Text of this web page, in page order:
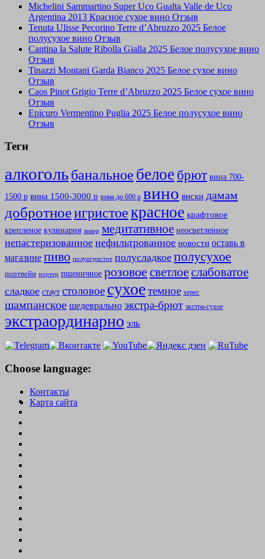
Michelini Sammartino Super Uco Gualta Valle de Uco
Argentina 2013 Красное сухое вино Отзыв
Tenuta Ulisse Pecorino Terre d’Abruzzo 2025 Белое
полусухое вино Отзыв
Cantina la Salute Ribolla Gialla 2025 Белое полусухое вино
Отзыв
Tinazzi Montani Garda Bianco 2025 Белое сухое вино
Отзыв
Caos Pinot Grigio Terre d’Abruzzo 2025 Белое сухое вино
Отзыв
Epicuro Vermentino Puglia 2025 Белое полусухое вино
Отзыв
Теги
алкогольбанальное белое брют вина 700-
1500 р вина 1500-3000 р вина до 600 р вино виски дамам
добротноеигристоекрасное крафтовое
крепленое кулинария ликер медитативное неосветленное
непастеризованное нефильтрованное новости оставь в
магазине пиво полуигристое полусладкое полусухое
портвейн портер пшеничное розовое светлоеслабоватое
сладкое стаут столовое сухоетемное херес
шампанское шедеврально экстра-брют экстра-сухое
экстраординарно эль
Choose language:
Контакты
Карта сайта